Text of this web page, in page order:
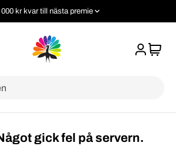
000 kr kvar till nästa premie
gick fel på servern.